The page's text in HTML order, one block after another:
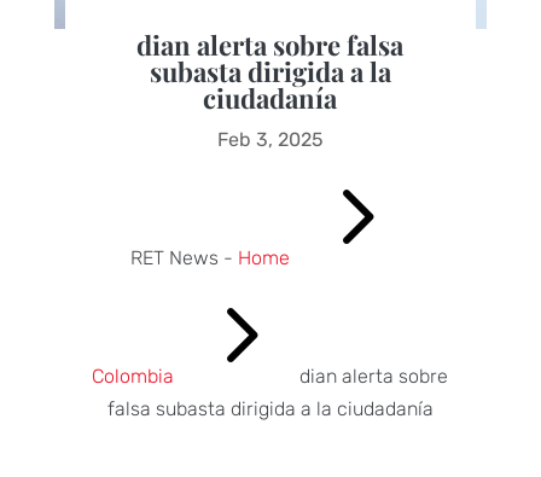
dian alerta sobre falsa
subasta dirigida a la
ciudadanía
Feb 3, 2025
RET News - Home 5
Colombia 5
dian alerta sobre
falsa subasta dirigida a la ciudadanía